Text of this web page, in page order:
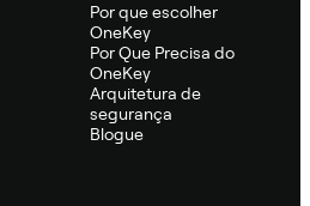
Por que escolher
OneKey
Por Que Precisa do
OneKey
Arquitetura de
segurança
Blogue